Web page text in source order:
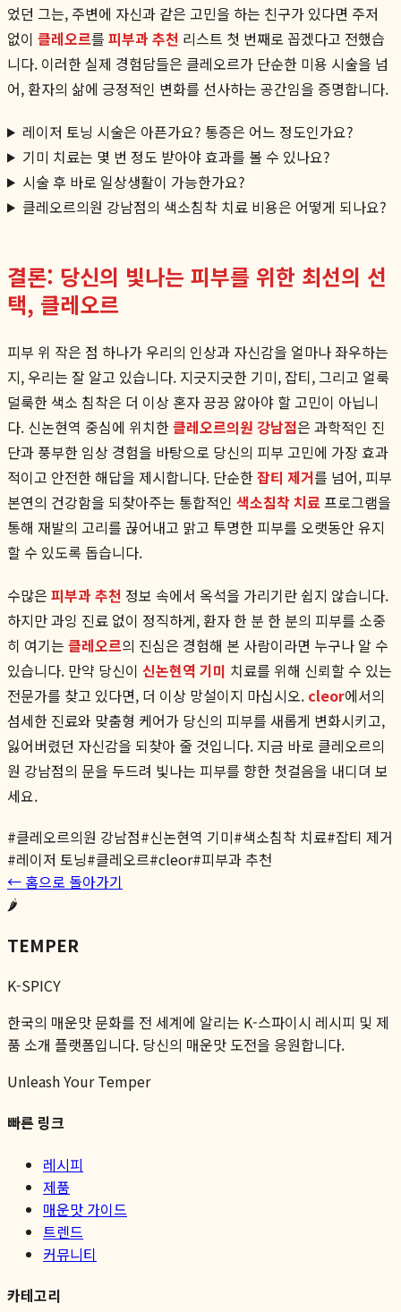
었던 그는, 주변에 자신과 같은 고민을 하는 친구가 있다면 주저
없이 클레오르를 피부과 추천 리스트 첫 번째로 꼽겠다고 전했습
니다. 이러한 실제 경험담들은 클레오르가 단순한 미용 시술을 넘
어, 환자의 삶에 긍정적인 변화를 선사하는 공간임을 증명합니다.
레이저 토닝 시술은 아픈가요? 통증은 어느 정도인가요?
기미 치료는 몇 번 정도 받아야 효과를 볼 수 있나요?
시술 후 바로 일상생활이 가능한가요?
클레오르의원 강남점의 색소침착 치료 비용은 어떻게 되나요?
결론: 당신의 빛나는 피부를 위한 최선의 선
택, 클레오르
피부 위 작은 점 하나가 우리의 인상과 자신감을 얼마나 좌우하는
지, 우리는 잘 알고 있습니다. 지긋지긋한 기미, 잡티, 그리고 얼룩
덜룩한 색소 침착은 더 이상 혼자 끙끙 앓아야 할 고민이 아닙니
다. 신논현역 중심에 위치한클레오르의원 강남점은 과학적인 진
단과 풍부한 임상 경험을 바탕으로 당신의 피부 고민에 가장 효과
적이고 안전한 해답을 제시합니다. 단순한잡티 제거를 넘어, 피부
본연의 건강함을 되찾아주는 통합적인 색소침착 치료프로그램을
통해 재발의 고리를 끊어내고 맑고 투명한 피부를 오랫동안 유지
할 수 있도록 돕습니다.
수많은 피부과 추천 정보 속에서 옥석을 가리기란 쉽지 않습니다.
하지만 과잉 진료 없이 정직하게, 환자 한 분 한 분의 피부를 소중
히 여기는 클레오르의 진심은 경험해 본 사람이라면 누구나 알 수
있습니다. 만약 당신이 신논현역 기미 치료를 위해 신뢰할 수 있는
전문가를 찾고 있다면, 더 이상 망설이지 마십시오. cleor에서의
섬세한 진료와 맞춤형 케어가 당신의 피부를 새롭게 변화시키고,
잃어버렸던 자신감을 되찾아 줄 것입니다. 지금 바로 클레오르의
원 강남점의 문을 두드려 빛나는 피부를 향한 첫걸음을 내디뎌 보
세요.
#클레오르의원 강남점#신논현역 기미#색소침착 치료#잡티 제거
#레이저 토닝#클레오르#cleor#피부과 추천
← 홈으로 돌아가기
🌶️
TEMPER
K-SPICY
한국의 매운맛 문화를 전 세계에 알리는 K-스파이시 레시피 및 제
품 소개 플랫폼입니다. 당신의 매운맛 도전을 응원합니다.
Unleash Your Temper
빠른 링크
레시피
제품
매운맛 가이드
트렌드
커뮤니티
카테고리